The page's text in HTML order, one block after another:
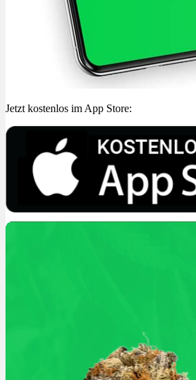
Jetzt kostenlos im App Store: